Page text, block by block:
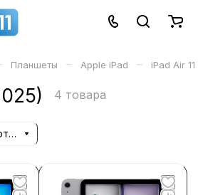
Планшеты – Apple iPad – iPad Air
4 товара
По возрастанию сортировки